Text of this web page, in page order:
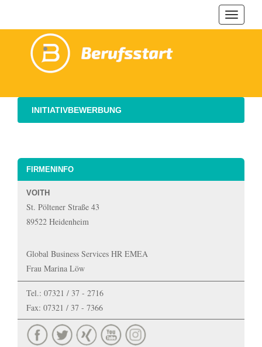
ein-/
INITIATIVBEWERBUNG
FIRMENINFO
VOITH
St. Pöltener Straße 43
89522 Heidenheim
Global Business Services HR EMEA
Frau Marina Löw
Tel.: 07321 / 37 - 2716
Fax: 07321 / 37 - 7366